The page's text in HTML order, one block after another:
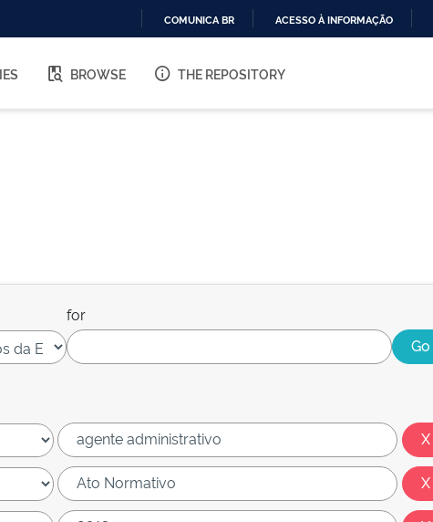
O
COMUNICA BR ACESSO À INFORMAÇÃO
BROWSE THE REPOSITORY
for